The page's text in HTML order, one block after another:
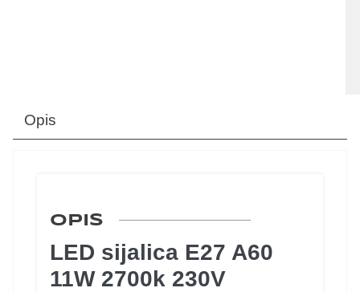
Opis
OPIS
LED sijalica E27 A60
11W 2700k 230V